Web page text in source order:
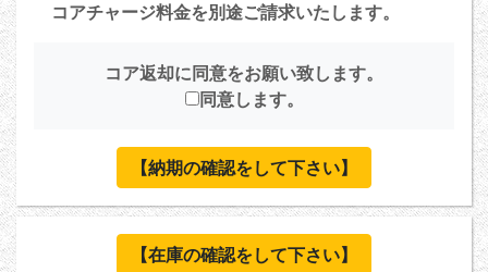
コアチャージ料金を別途ご請求いたします。
コア返却に同意をお願い致します。
同意します。
【納期の確認をして下さい】
【在庫の確認をして下さい】